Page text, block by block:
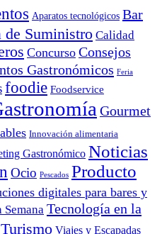
Aparatos tecnológicos Bar
de Suministro Calidad
Concurso Consejos
Gastronómicos Feria
foodie Foodservice
Gourmet
Innovación alimentaria
Gastronómico Noticias
Ocio Pescados Producto
digitales para bares y
Semana Tecnología en la
Turismo Viajes y Escapadas